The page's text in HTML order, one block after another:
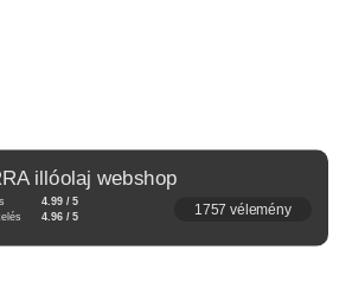
illóolaj webshop
4.99 / 5
4.96 / 5 1757 vélemény